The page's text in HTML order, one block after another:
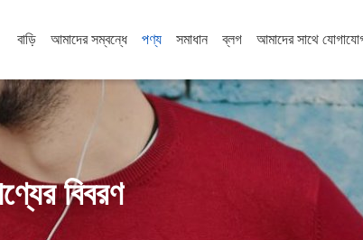
বাড়ি আমাদের সম্বন্ধে পণ্য সমাধান ব্লগ আমাদের সাথে
বিবরণ